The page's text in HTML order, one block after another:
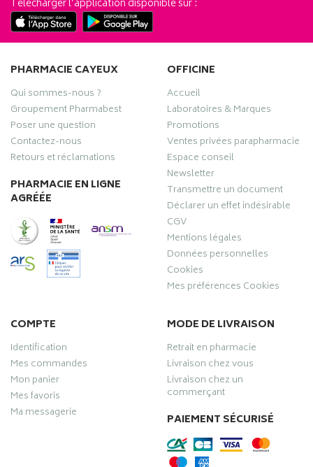
Télécharger l’application disponible sur :
PHARMACIE CAYEUX
Qui sommes-nous ?
Groupement Pharmabest
Poser une question
Contactez-nous
Retours et réclamations
PHARMACIE EN LIGNE
AGRÉÉE
OFFICINE
Accueil
Laboratoires & Marques
Promotions
Ventes privées parapharmacie
Espace conseil
Newsletter
Transmettre un document
Déclarer un effet indésirable
CGV
Mentions légales
Données personnelles
Cookies
Mes préférences Cookies
COMPTE
Identification
Mes commandes
Mon panier
Mes favoris
Ma messagerie
MODE DE LIVRAISON
Retrait en pharmacie
Livraison chez vous
Livraison chez un
commerçant
PAIEMENT SÉCURISÉ